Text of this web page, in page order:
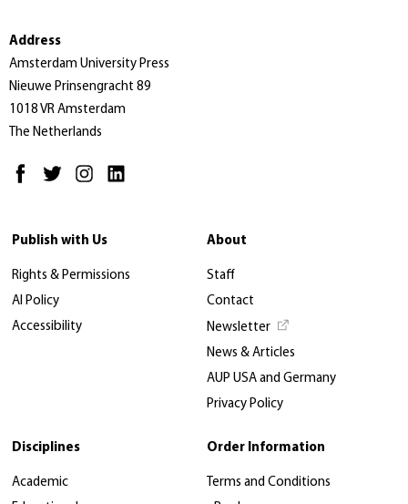
Address
Amsterdam University Press
Nieuwe Prinsengracht 89
1018 VR Amsterdam
The Netherlands
Publish with Us
Rights & Permissions
AI Policy
Accessibility
About
Staff
Contact
Newsletter
News & Articles
AUP USA and Germany
Privacy Policy
Disciplines
Academic
Order Information
Terms and Conditions